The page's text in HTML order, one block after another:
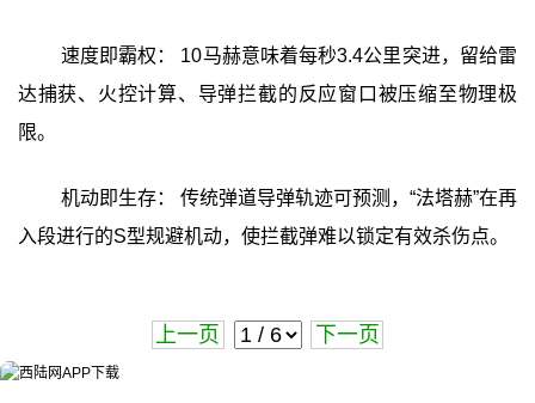
速度即霸权： 10马赫意味着每秒3.4公里突进，留给雷
达捕获、火控计算、导弹拦截的反应窗口被压缩至物理极
限。
机动即生存： 传统弹道导弹轨迹可预测，“法塔赫”在再
入段进行的S型规避机动，使拦截弹难以锁定有效杀伤点。
上一页 下一页